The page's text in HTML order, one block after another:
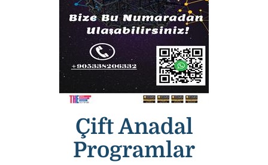
Çift Anadal
Programlar